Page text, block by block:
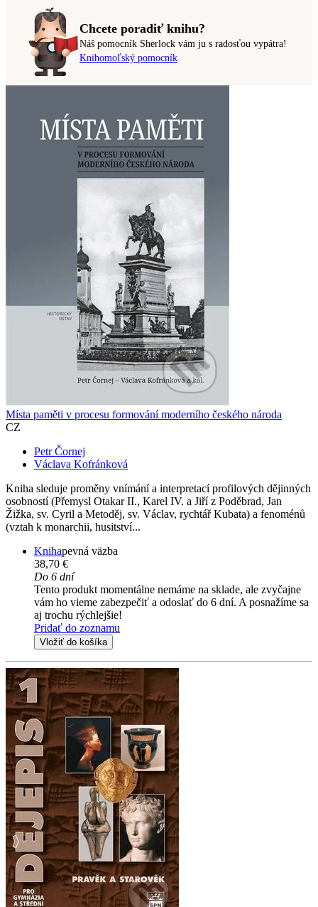
Chcete poradiť knihu?
Náš pomocník Sherlock vám ju s radosťou vypátra!
Knihomoľský pomocník
Místa paměti v procesu formování moderního českého národa
CZ
Petr Čornej
Václava Kofránková
Kniha sleduje proměny vnímání a interpretací profilových dějinných
osobností (Přemysl Otakar II., Karel IV. a Jiří z Poděbrad, Jan
Žižka, sv. Cyril a Metoděj, sv. Václav, rychtář Kubata) a fenoménů
(vztah k monarchii, husitství...
Knihapevná väzba
38,70 €
Do 6 dní
Tento produkt momentálne nemáme na sklade, ale zvyčajne
vám ho vieme zabezpečiť a odoslať do 6 dní. A posnažíme sa
aj trochu rýchlejšie!
Pridať do zoznamu
Vložiť do košíka